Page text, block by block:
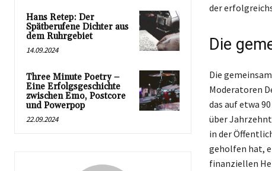
Hans Retep: Der
Spätberufene Dichter aus
dem Ruhrgebiet
14.09.2024
Three Minute Poetry –
Eine Erfolgsgeschichte
zwischen Emo, Postcore
und Powerpop
22.09.2024
der
Die
Die
Moderatoren
das auf etwa
über
in der
geholfen hat,
finanziellen